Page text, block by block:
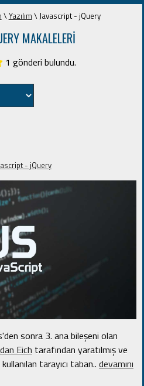
\Yazılım \ Javascript - jQuery
MAKALELERİ
1 gönderi bulundu.
- jQuery
sonra 3. ana bileşeni olan
Eich tarafından yaratılmış ve
tarayıcı taban.. devamını